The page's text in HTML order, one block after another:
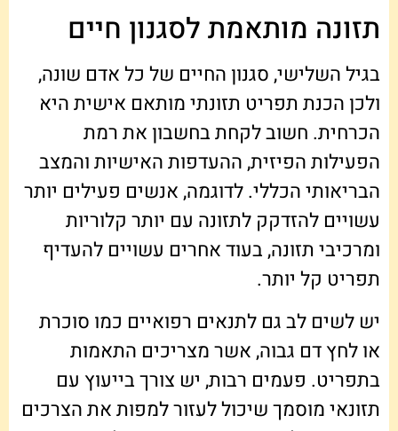
תזונה מותאמת לסגנון חיים
בגיל השלישי, סגנון החיים של כל אדם שונה,
ולכן הכנת תפריט תזונתי מותאם אישית היא
הכרחית. חשוב לקחת בחשבון את רמת
הפעילות הפיזית, ההעדפות האישיות והמצב
הבריאותי הכללי. לדוגמה, אנשים פעילים יותר
עשויים להזדקק לתזונה עם יותר קלוריות
ומרכיבי תזונה, בעוד אחרים עשויים להעדיף
תפריט קל יותר.
יש לשים לב גם לתנאים רפואיים כמו סוכרת
או לחץ דם גבוה, אשר מצריכים התאמות
בתפריט. פעמים רבות, יש צורך בייעוץ עם
תזונאי מוסמך שיכול לעזור למפות את הצרכים